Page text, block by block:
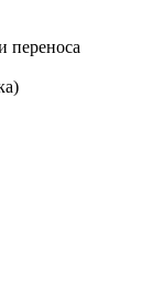
переноса